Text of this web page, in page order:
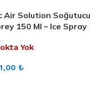
Air Solution Soğutucu
150 Ml – Ice Spray
Yok
₺